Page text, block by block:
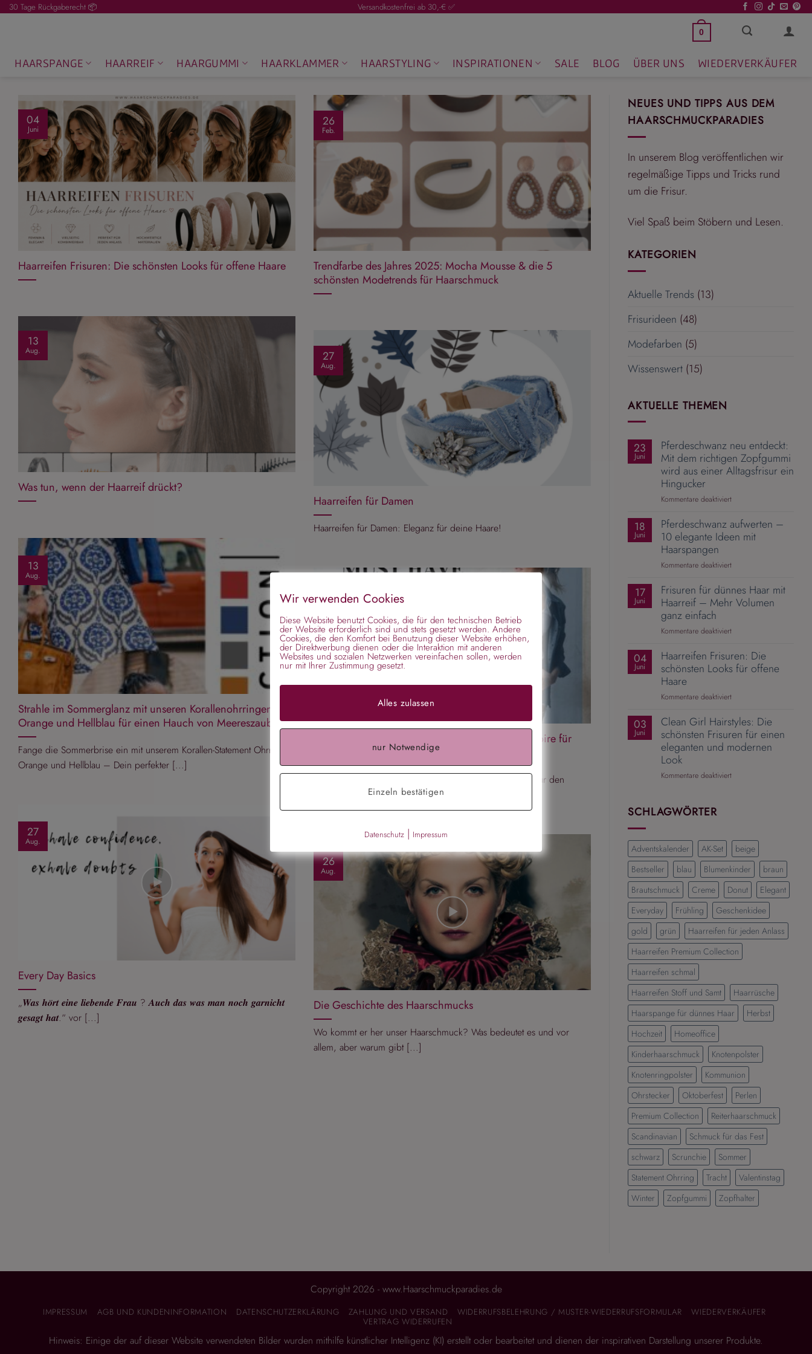
Zum30 Tage Rückgaberecht 📦 Versandkostenfrei ab 30,-€ ✅
0
HAARSPANGE HAARREIF HAARGUMMI HAARKLAMMER HAARSTYLING INSPIRATIONEN SALE BLOG ÜBER UNS WIEDERVERKÄUFER
Haarreifen Frisuren: Die schönsten Looks für offene Haare
04
Juni
Trendfarbe des Jahres 2025: Mocha Mousse & die 5
schönsten Modetrends für Haarschmuck
26
Feb.
Was tun, wenn der Haarreif drückt?
13
Aug.
Haarreifen für Damen
Haarreifen für Damen: Eleganz für deine Haare!
27
Aug.
Strahle im Sommerglanz mit unseren Korallenohrringen:
Orange und Hellblau für einen Hauch von Meereszauber!
Fange die Sommerbrise ein mit unserem Korallen-Statement Ohrring in
Orange und Hellblau – Dein perfekter [...]
13
Aug.
Jeans Denim Haarreifen – das Must-Have Accessoire für
den Herbst 2023
Haarreifen perfekt passend zum "All Denim" Modetrend für den
01
Aug.
Every Day Basics
„𝑾𝒂𝒔 𝒉𝒐̈𝒓𝒕 𝒆𝒊𝒏𝒆 𝒍𝒊𝒆𝒃𝒆𝒏𝒅𝒆 𝑭𝒓𝒂𝒖 ? 𝑨𝒖𝒄𝒉 𝒅𝒂𝒔 𝒘𝒂𝒔 𝒎𝒂𝒏 𝒏𝒐𝒄𝒉 𝒈𝒂𝒓𝒏𝒊𝒄𝒉𝒕
𝒈𝒆𝒔𝒂𝒈𝒕 𝒉𝒂𝒕.“ vor [...]
27
Aug.
Die Geschichte des Haarschmucks
Wo kommt er her unser Haarschmuck? Was bedeutet es und vor
allem, aber warum gibt [...]
26
Aug.
NEUES UND TIPPS AUS DEM
HAARSCHMUCKPARADIES
In unserem Blog veröffentlichen wir
regelmäßige Tipps und Tricks rund
um die Frisur.
Viel Spaß beim Stöbern und Lesen.
KATEGORIEN
Aktuelle Trends (13)
Frisurideen (48)
Modefarben (5)
Wissenswert (15)
AKTUELLE THEMEN
23
Juni
Pferdeschwanz neu entdeckt:
Mit dem richtigen Zopfgummi
wird aus einer Alltagsfrisur ein
Hingucker
Kommentare deaktiviertfür
neu
entdeckt:
richtigen
wird
aus
18
Juni
Pferdeschwanz aufwerten –
10 elegante Ideen mit
Haarspangen
Kommentare deaktiviertfür
aufwerten
–
Ideen
Haarspangen
17
Juni
Frisuren für dünnes Haar mit
Haarreif – Mehr Volumen
ganz einfach
Kommentare deaktiviertfür
für
dünnes
Haarreif
Mehr
Volumen
ganz
04
Juni
Haarreifen Frisuren: Die
schönsten Looks für offene
Haare
Kommentare deaktiviertfür
Frisuren:
Die
schönsten
Looks
offene
03
Juni
Clean Girl Hairstyles: Die
schönsten Frisuren für einen
eleganten und modernen
Look
Kommentare deaktiviertfür
Frisuren
für
einen
eleganten
und
modernen
Look
SCHLAGWÖRTER
Adventskalender AK-Set
beige
Bestseller
blau Blumenkinder
braun
Brautschmuck
Creme Donut
Elegant
Everyday
Frühling
Geschenkidee
gold
grün
Haarreifen für jeden Anlass
Haarreifen Premium Collection
Haarreifen schmal
Haarreifen Stoff und Samt
Haarrüsche
Haarspange für dünnes Haar
Herbst
Hochzeit
Homeoffice
Kinderhaarschmuck
Knotenpolster
Knotenringpolster
Kommunion
Ohrstecker
Oktoberfest
Perlen
Premium Collection
Reiterhaarschmuck
Scandinavian
Schmuck für das Fest
schwarz
Scrunchie
Sommer
Statement Ohrring
Tracht
Valentinstag
Winter
Zopfgummi Zopfhalter
Copyright 2026 - www.Haarschmuckparadies.de
IMPRESSUM AGB UND KUNDENINFORMATION DATENSCHUTZERKLÄRUNG ZAHLUNG UND VERSAND WIDERRUFSBELEHRUNG / MUSTER-WIEDERRUFSFORMULAR
WIEDERVERKÄUFER
VERTRAG WIDERRUFEN
Hinweis: Einige der auf dieser Website verwendeten Bilder wurden mithilfe künstlicher Intelligenz (KI) erstellt oder bearbeitet und dienen der inspirativen Darstellung unserer Produkte.
Wir verwenden Cookies
Diese Website benutzt Cookies, die für den technischen Betrieb
der Website erforderlich sind und stets gesetzt werden. Andere
Cookies, die den Komfort bei Benutzung dieser Website erhöhen,
der Direktwerbung dienen oder die Interaktion mit anderen
Websites und sozialen Netzwerken vereinfachen sollen, werden
nur mit Ihrer Zustimmung gesetzt.
Alles zulassen
nur Notwendige
Einzeln bestätigen
Datenschutz | Impressum